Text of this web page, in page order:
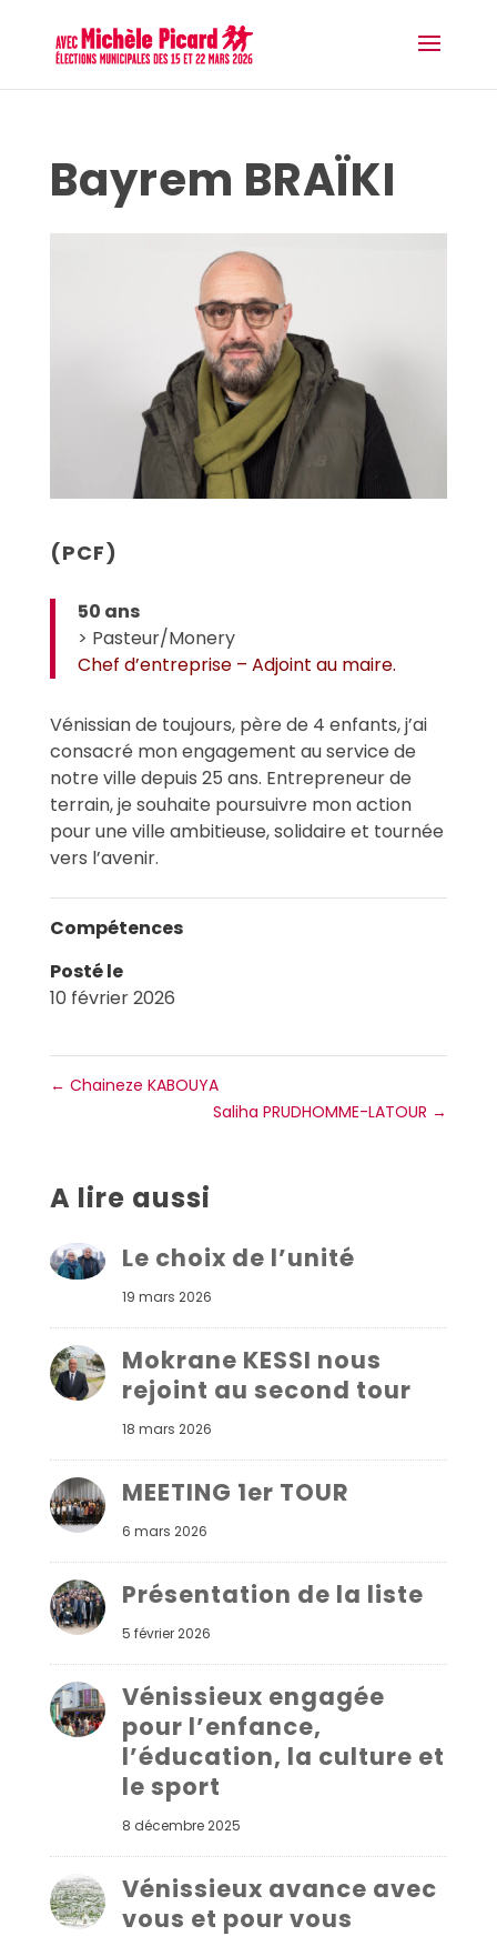
Bayrem BRAÏKI
(PCF)
50 ans
> Pasteur/Monery
Chef d’entreprise – Adjoint au maire.
Vénissian de toujours, père de 4 enfants, j’ai
consacré mon engagement au service de
notre ville depuis 25 ans. Entrepreneur de
terrain, je souhaite poursuivre mon action
pour une ville ambitieuse, solidaire et tournée
vers l’avenir.
Compétences
Posté le
10 février 2026
← Chaineze KABOUYA
Saliha PRUDHOMME-LATOUR →
A lire aussi
Le choix de l’unité
19 mars 2026
Mokrane KESSI nous
rejoint au second tour
18 mars 2026
MEETING 1er TOUR
6 mars 2026
Présentation de la liste
5 février 2026
Vénissieux engagée
pour l’enfance,
l’éducation, la culture et
le sport
8 décembre 2025
Vénissieux avance avec
vous et pour vous